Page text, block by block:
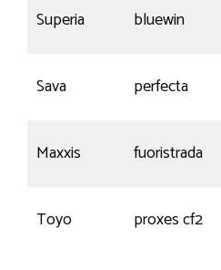
Superia bluewin
Sava perfecta
Maxxis fuoristrada
Toyo proxes cf2